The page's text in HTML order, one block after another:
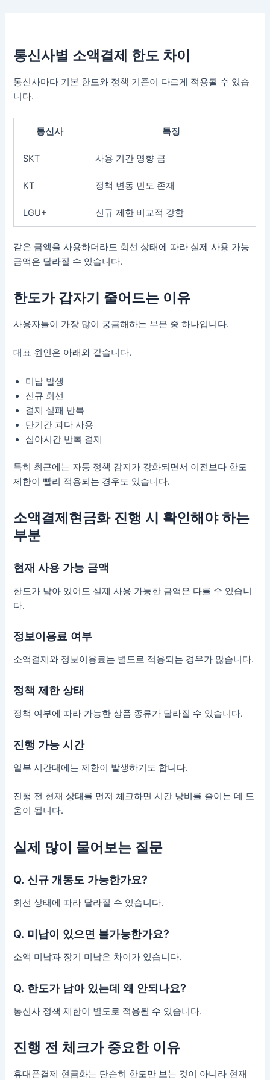
통신사별 소액결제 한도 차이
통신사마다 기본 한도와 정책 기준이 다르게 적용될 수 있습
니다.
통신사 특징
SKT 사용 기간 영향 큼
KT 정책 변동 빈도 존재
LGU+ 신규 제한 비교적 강함
같은 금액을 사용하더라도 회선 상태에 따라 실제 사용 가능
금액은 달라질 수 있습니다.
한도가 갑자기 줄어드는 이유
사용자들이 가장 많이 궁금해하는 부분 중 하나입니다.
대표 원인은 아래와 같습니다.
미납 발생
신규 회선
결제 실패 반복
단기간 과다 사용
심야시간 반복 결제
특히 최근에는 자동 정책 감지가 강화되면서 이전보다 한도
제한이 빨리 적용되는 경우도 있습니다.
소액결제현금화 진행 시 확인해야 하는
부분
현재 사용 가능 금액
한도가 남아 있어도 실제 사용 가능한 금액은 다를 수 있습니
다.
정보이용료 여부
소액결제와 정보이용료는 별도로 적용되는 경우가 많습니다.
정책 제한 상태
정책 여부에 따라 가능한 상품 종류가 달라질 수 있습니다.
진행 가능 시간
일부 시간대에는 제한이 발생하기도 합니다.
진행 전 현재 상태를 먼저 체크하면 시간 낭비를 줄이는 데 도
움이 됩니다.
실제 많이 물어보는 질문
Q. 신규 개통도 가능한가요?
회선 상태에 따라 달라질 수 있습니다.
Q. 미납이 있으면 불가능한가요?
소액 미납과 장기 미납은 차이가 있습니다.
Q. 한도가 남아 있는데 왜 안되나요?
통신사 정책 제한이 별도로 적용될 수 있습니다.
진행 전 체크가 중요한 이유
휴대폰결제 현금화는 단순히 한도만 보는 것이 아니라 현재